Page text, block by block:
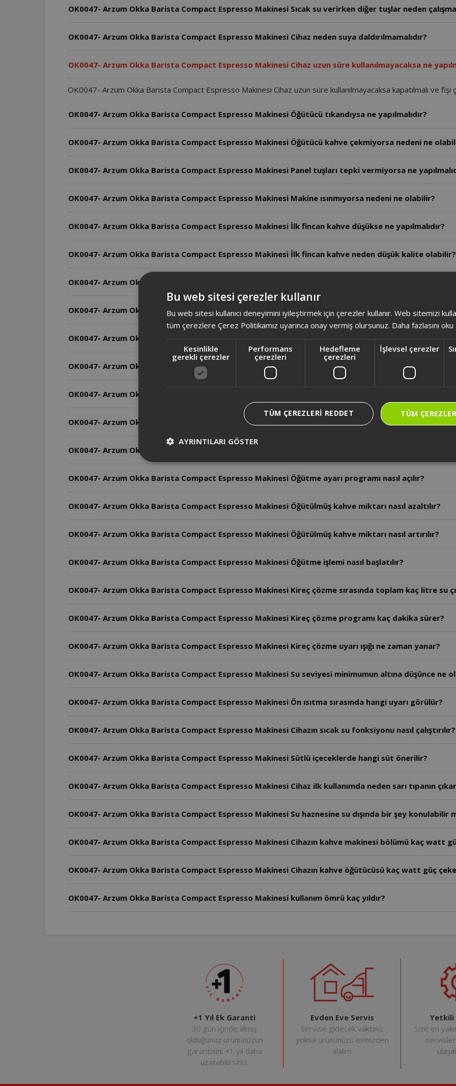
OK0047- Arzum Okka Barista Compact Espresso Makinesi Sıcak su verirken diğer tuşlar neden
OK0047- Arzum Okka Barista Compact Espresso Makinesi Cihaz neden suya daldırılmamalıdır?
OK0047- Arzum Okka Barista Compact Espresso Makinesi Cihaz uzun süre kullanılmayacaksa ne
OK0047- Arzum Okka Barista Compact Espresso Makinesi Cihaz uzun süre kullanılmayacaksa kapatılmalı ve fişi
OK0047- Arzum Okka Barista Compact Espresso Makinesi Öğütücü tıkandıysa ne yapılmalıdır?
OK0047- Arzum Okka Barista Compact Espresso Makinesi Öğütücü kahve çekmiyorsa nedeni ne
OK0047- Arzum Okka Barista Compact Espresso Makinesi Panel tuşları tepki vermiyorsa ne
OK0047- Arzum Okka Barista Compact Espresso Makinesi Makine ısınmıyorsa nedeni ne olabilir?
OK0047- Arzum Okka Barista Compact Espresso Makinesi İlk fincan kahve düşükse ne yapılmalıdır?
OK0047- Arzum Okka Barista Compact Espresso Makinesi İlk fincan kahve neden düşük kalite olabilir?
OK0047- Arzum Okka Barista Compact Espresso Makinesi Makine çalışırken fonksiyon duraklatılabilir
OK0047- Arzum Okka Barista Compact Espresso Makinesi Cihaz neden ısı kaynaklarının yakınına
OK0047- Arzum Okka Barista Compact Espresso Makinesi Cihaz neden topraklı prize takılmalıdır?
OK0047- Arzum Okka Barista Compact Espresso Makinesi Süt köpüğü miktarı nasıl ayarlanır?
OK0047- Arzum Okka Barista Compact Espresso Makinesi Süt haznesi çubuğu nasıl temizlenir?
OK0047- Arzum Okka Barista Compact Espresso Makinesi Süt haznesi kaç saat buzdolabında
OK0047- Arzum Okka Barista Compact Espresso Makinesi Demleme ünitesi ne zaman temizlenmelidir?
OK0047- Arzum Okka Barista Compact Espresso Makinesi Öğütme ayarı programı nasıl açılır?
OK0047- Arzum Okka Barista Compact Espresso Makinesi Öğütülmüş kahve miktarı nasıl azaltılır?
OK0047- Arzum Okka Barista Compact Espresso Makinesi Öğütülmüş kahve miktarı nasıl artırılır?
OK0047- Arzum Okka Barista Compact Espresso Makinesi Öğütme işlemi nasıl başlatılır?
OK0047- Arzum Okka Barista Compact Espresso Makinesi Kireç çözme sırasında toplam kaç litre su
OK0047- Arzum Okka Barista Compact Espresso Makinesi Kireç çözme programı kaç dakika sürer?
OK0047- Arzum Okka Barista Compact Espresso Makinesi Kireç çözme uyarı ışığı ne zaman yanar?
OK0047- Arzum Okka Barista Compact Espresso Makinesi Su seviyesi minimumun altına düşünce ne
OK0047- Arzum Okka Barista Compact Espresso Makinesi Ön ısıtma sırasında hangi uyarı görülür?
OK0047- Arzum Okka Barista Compact Espresso Makinesi Cihazın sıcak su fonksiyonu nasıl çalıştırılır?
OK0047- Arzum Okka Barista Compact Espresso Makinesi Sütlü içeceklerde hangi süt önerilir?
OK0047- Arzum Okka Barista Compact Espresso Makinesi Cihaz ilk kullanımda neden sarı tıpanın
OK0047- Arzum Okka Barista Compact Espresso Makinesi Su haznesine su dışında bir şey konulabilir
OK0047- Arzum Okka Barista Compact Espresso Makinesi Cihazın kahve makinesi bölümü kaç watt
OK0047- Arzum Okka Barista Compact Espresso Makinesi Cihazın kahve öğütücüsü kaç watt güç
OK0047- Arzum Okka Barista Compact Espresso Makinesi kullanım ömrü kaç yıldır?
+1 Yıl Ek Garanti
30 gün içinde almış
olduğunuz ürününüzün
garantisini +1 yıl daha
uzatabilirsiniz.
Evden Eve Servis
Servise gidecek vaktiniz
yoksa ürününüzü evinizden
alalım
Yetkili
Size en
Bu web sitesi çerezler kullanır
Bu web sitesi kullanıcı deneyimini iyileştirmek için çerezler kullanır. Web sitemizi
tüm çerezlere Çerez Politikamız uyarınca onay vermiş olursunuz. Daha fazlasını oku
Kesinlikle
gerekli çerezler
Performans
çerezleri
Hedefleme
çerezleri
İşlevsel çerezler
TÜM
TÜM ÇEREZLERI REDDET
AYRINTILARI GÖSTER